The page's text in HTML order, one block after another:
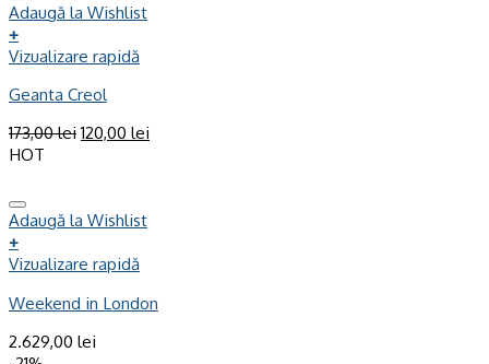
Adaugă la Wishlist
+
Vizualizare rapidă
Geanta Creol
173,00lei 120,00 lei
HOT
Adaugă la Wishlist
+
Vizualizare rapidă
Weekend in London
2.629,00 lei